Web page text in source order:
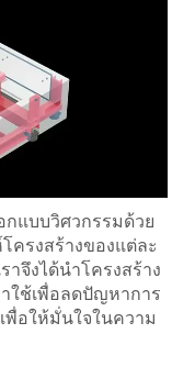
กแบบวิศวกรรมด้วย
ครงสร้างของแต่ละ
าจึงได้นำโครงสร้าง
ใช้เพื่อลดปัญหาการ
พื่อให้มั่นใจในความ